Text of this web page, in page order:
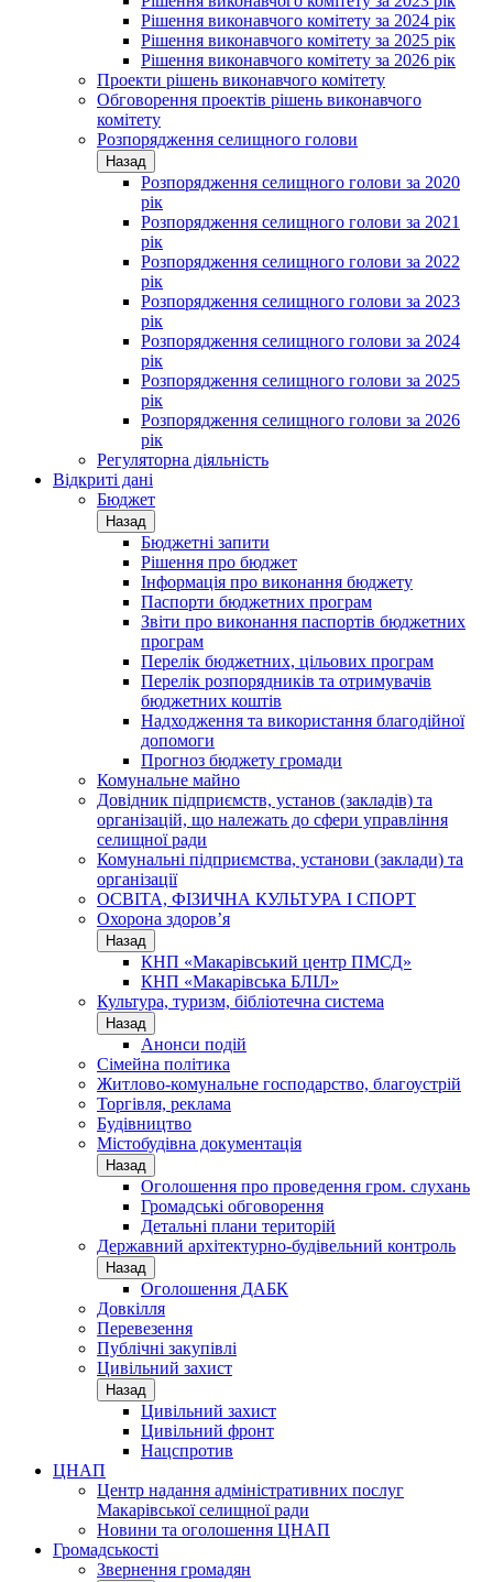
Рішення виконавчого комітету за 2024 рік
Рішення виконавчого комітету за 2025 рік
Рішення виконавчого комітету за 2026 рік
Проекти рішень виконавчого комітету
Обговорення проектів рішень виконавчого
комітету
Розпорядження селищного голови
Назад
Розпорядження селищного голови за 2020
рік
Розпорядження селищного голови за 2021
рік
Розпорядження селищного голови за 2022
рік
Розпорядження селищного голови за 2023
рік
Розпорядження селищного голови за 2024
рік
Розпорядження селищного голови за 2025
рік
Розпорядження селищного голови за 2026
рік
Регуляторна діяльність
Відкриті дані
Бюджет
Назад
Бюджетні запити
Рішення про бюджет
Інформація про виконання бюджету
Паспорти бюджетних програм
Звіти про виконання паспортів бюджетних
програм
Перелік бюджетних, цільових програм
Перелік розпорядників та отримувачів
бюджетних коштів
Надходження та використання благодійної
допомоги
Прогноз бюджету громади
Комунальне майно
Довідник підприємств, установ (закладів) та
організацій, що належать до сфери управління
селищної ради
Комунальні підприємства, установи (заклади) та
організації
ОСВІТА, ФІЗИЧНА КУЛЬТУРА І СПОРТ
Охорона здоров’я
Назад
КНП «Макарівський центр ПМСД»
КНП «Макарівська БЛІЛ»
Культура, туризм, бібліотечна система
Назад
Анонси подій
Сімейна політика
Житлово-комунальне господарство, благоустрій
Торгівля, реклама
Будівництво
Містобудівна документація
Назад
Оголошення про проведення гром. слухань
Громадські обговорення
Детальні плани територій
Державний архітектурно-будівельний контроль
Назад
Оголошення ДАБК
Довкілля
Перевезення
Публічні закупівлі
Цивільний захист
Назад
Цивільний захист
Цивільний фронт
Нацспротив
ЦНАП
Центр надання адміністративних послуг
Макарівської селищної ради
Новини та оголошення ЦНАП
Громадськості
Звернення громадян